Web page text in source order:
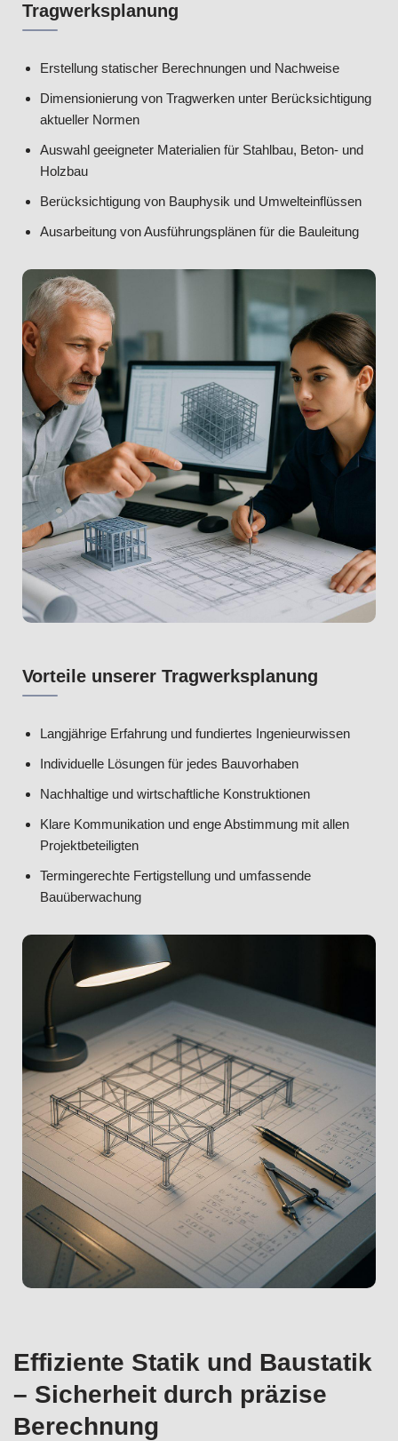
Tragwerksplanung
Erstellung statischer Berechnungen und Nachweise
Dimensionierung von Tragwerken unter Berücksichtigung
aktueller Normen
Auswahl geeigneter Materialien für Stahlbau, Beton- und
Holzbau
Berücksichtigung von Bauphysik und Umwelteinflüssen
Ausarbeitung von Ausführungsplänen für die Bauleitung
Vorteile unserer Tragwerksplanung
Langjährige Erfahrung und fundiertes Ingenieurwissen
Individuelle Lösungen für jedes Bauvorhaben
Nachhaltige und wirtschaftliche Konstruktionen
Klare Kommunikation und enge Abstimmung mit allen
Projektbeteiligten
Termingerechte Fertigstellung und umfassende
Bauüberwachung
Effiziente Statik und Baustatik
– Sicherheit durch präzise
Berechnung